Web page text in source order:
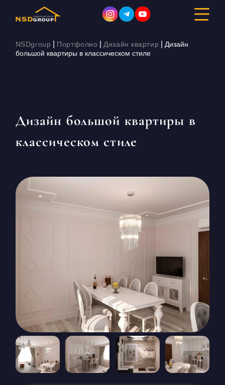
СТРОИТЕЛЬСТВО
СТОИМОСТЬ
О КОМПАНИИ
+380671500551
Заказать звонок сейчас
NSDgroup Портфолио Дизайн квартир
Дизайн
большой квартиры в классическом стиле
Дизайн большой квартиры в
классическом стиле